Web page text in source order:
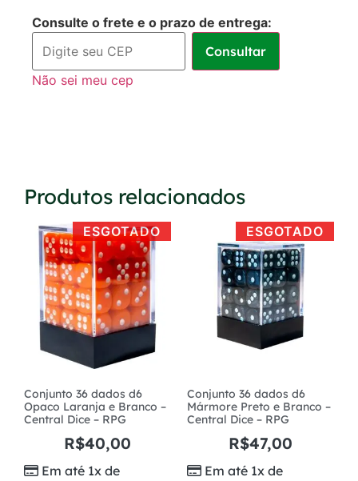
sem juros
Consulte o frete e o prazo de entrega:
Consultar
Não sei meu cep
Produtos relacionados
ESGOTADO
Conjunto 36 dados d6
Opaco Laranja e Branco –
Central Dice – RPG
R$40,00
Em até 1x de
ESGOTADO
Conjunto 36 dados d6
Mármore Preto e Branco –
Central Dice – RPG
R$47,00
Em até 1x de